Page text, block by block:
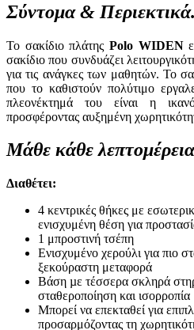
Σύντομα &
Το σακίδιο πλάτης Polo WIDEN
σακίδιο που συνδυάζει
για τις ανάγκες των μαθητών. Το
που το καθιστούν πολύτιμο
πλεονέκτημά του είναι η
προσφέροντας αυξημένη
Μάθε κάθε
Διαθέτει:
4 κεντρικές θήκες με
ενισχυμένη θέση για
1 μπροστινή τσέπη
Ενισχυμένο χερούλι για πιο
ξεκούραστη μεταφορά
Βάση µε τέσσερα σκληρά
σταθεροποίηση και ισορροπία
Mπορεί να επεκταθεί για
προσαρμόζοντας τη